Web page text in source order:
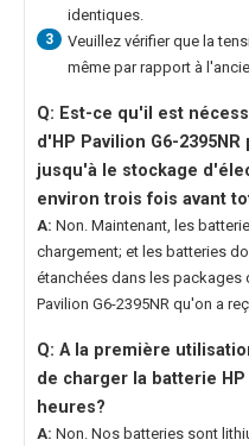
identiques.
3
Veuillez vérifier que la
même par rapport à
Q: Est-ce qu'il est
d'HP Pavilion G6-2395NR
jusqu'à le stockage
environ trois fois avant
A: Non. Maintenant, les
chargement; et les batteries
étanchées dans les packages
Pavilion G6-2395NR qu'on a
Q: A la première
de charger la batterie HP
heures?
A: Non. Nos batteries sont